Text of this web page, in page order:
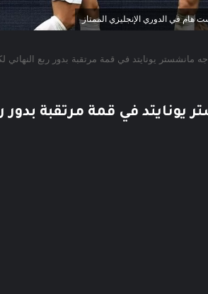
هام في الدوري الإنجليزي الممتاز
مانشستر يونايتد في قمة مرتقبة بدور ربع النهائي
يونايتد في قمة مرتقبة بدور